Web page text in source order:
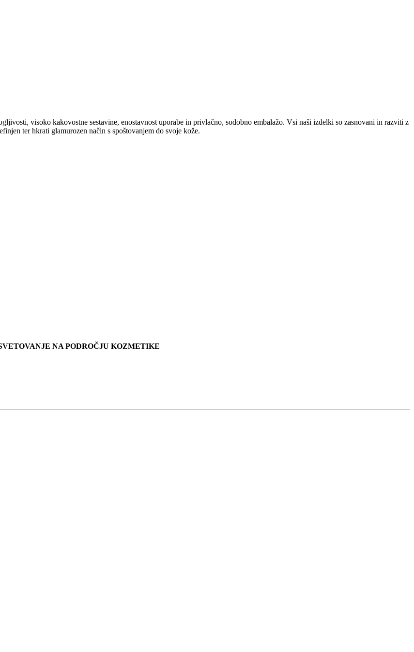
visoko kakovostne sestavine, enostavnost uporabe in privlačno, sodobno embalažo. Vsi naši izdelki so zasnovani in razviti z
ter hkrati glamurozen način s spoštovanjem do svoje kože.
NA PODROČJU KOZMETIKE